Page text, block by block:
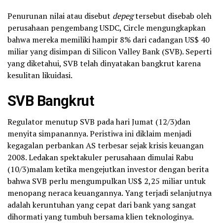
Penurunan nilai atau disebut depegtersebut disebab oleh
perusahaan pengembang USDC, Circle mengungkapkan
bahwa mereka memiliki hampir 8% dari cadangan US$ 40
miliar yang disimpan di Silicon Valley Bank (SVB). Seperti
yang diketahui, SVB telah dinyatakan bangkrut karena
kesulitan likuidasi.
SVB Bangkrut
Regulator menutup SVB pada hari Jumat (12/3)dan
menyita simpanannya. Peristiwa ini diklaim menjadi
kegagalan perbankan AS terbesar sejak krisis keuangan
2008. Ledakan spektakuler perusahaan dimulai Rabu
(10/3)malam ketika mengejutkan investor dengan berita
bahwa SVB perlu mengumpulkan US$ 2,25 miliar untuk
menopang neraca keuangannya. Yang terjadi selanjutnya
adalah keruntuhan yang cepat dari bank yang sangat
dihormati yang tumbuh bersama klien teknologinya.